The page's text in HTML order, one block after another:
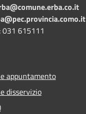
031 615111
appuntamento
disservizio